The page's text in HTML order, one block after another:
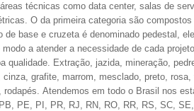
técnicas como data center, salas de
O da primeira categoria são
de base e cruzeta é denominado pedestal,
a atender a necessidade de cada
qualidade. Extração, jazida, mineração,
cinza, grafite, marrom, mesclado, preto,
Atendemos em todo o Brasil nos
PE, PI, PR, RJ, RN, RO, RR, RS, SC,